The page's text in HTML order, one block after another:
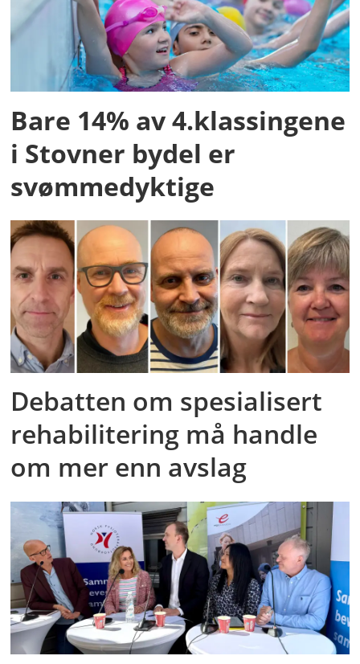
Bare 14% av 4.klassingene
i Stovner bydel er
svømmedyktige
Debatten om spesialisert
rehabilitering må handle
om mer enn avslag